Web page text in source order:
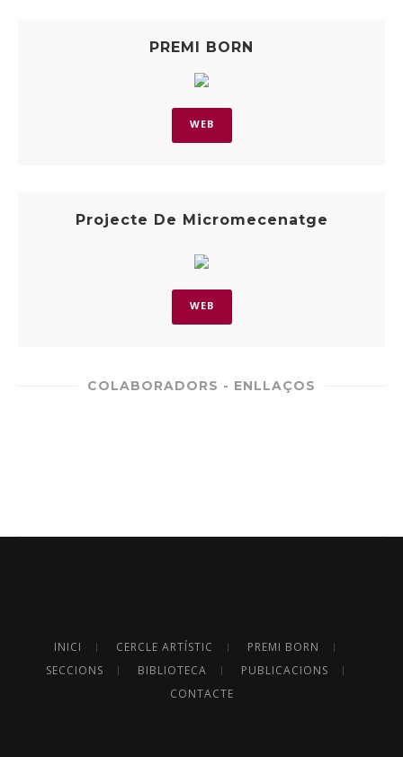
PREMI BORN
WEB
Projecte De Micromecenatge
WEB
COLABORADORS - ENLLAÇOS
INICI CERCLE ARTÍSTIC
PREMI BORN
SECCIONS
BIBLIOTECA
PUBLICACIONS
CONTACTE